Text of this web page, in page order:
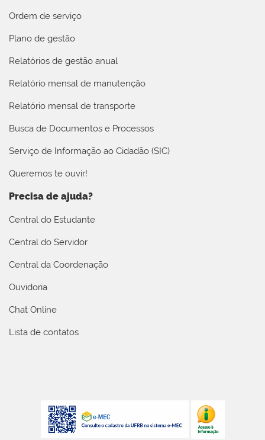
Ordem de serviço
Plano de gestão
Relatórios de gestão anual
Relatório mensal de manutenção
Relatório mensal de transporte
Busca de Documentos e Processos
Serviço de Informação ao Cidadão (SIC)
Queremos te ouvir!
Precisa de ajuda?
Central do Estudante
Central do Servidor
Central da Coordenação
Ouvidoria
Chat Online
Lista de contatos